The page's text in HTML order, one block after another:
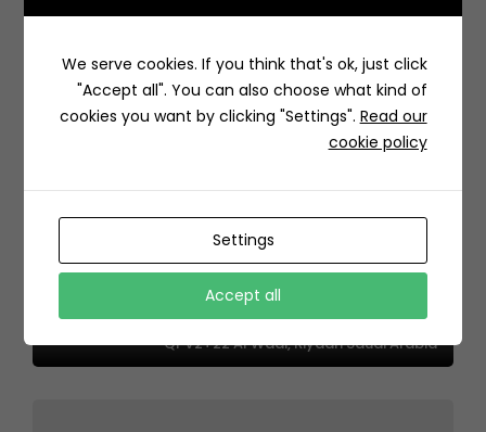
Dania Flower | ورود دانية
السعودية
Rose Gift – هدية روز
QPV2+22 Al Wadi, Riyadh Saudi Arabia
We serve cookies. If you think that's ok, just click
"Accept all". You can also choose what kind of
cookies you want by clicking "Settings". Read our
cookie policy
Settings
Accept all